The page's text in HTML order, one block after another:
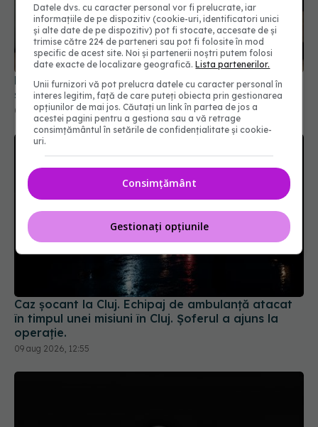
Mai trebuie să numărăm caloriile ca să slăbim? Ce
se schimbă în era medicamentelor GLP-1
09 aug 2026, 12:00
Caz șocant la Cluj. Echipaj de ambulanță atacat
în timpul unei misiuni în Cluj. Șoferul a ajuns la
09 aug 2026, 12:55
Datele dvs. cu caracter personal vor fi prelucrate, iar
informațiile de pe dispozitiv (cookie-uri, identificatori unici
și alte date de pe dispozitiv) pot fi stocate, accesate de și
trimise către 224 de parteneri sau pot fi folosite în mod
specific de acest site. Noi și partenerii noștri putem folosi
date exacte de localizare geografică.Lista partenerilor.
Unii furnizori vă pot prelucra datele cu caracter personal în
interes legitim, față de care puteți obiecta prin gestionarea
opțiunilor de mai jos. Căutați un link în partea de jos a
acestei pagini pentru a gestiona sau a vă retrage
consimțământul în setările de confidențialitate și cookie-
uri.
Consimțământ
Gestionați opțiunile